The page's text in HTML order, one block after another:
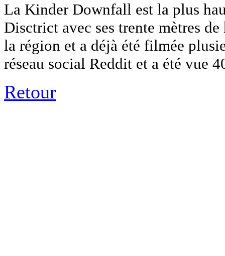
La Kinder Downfall est la plus
Disctrict avec ses trente mètres
la région et a déjà été filmée
réseau social Reddit et a été vue
Retour